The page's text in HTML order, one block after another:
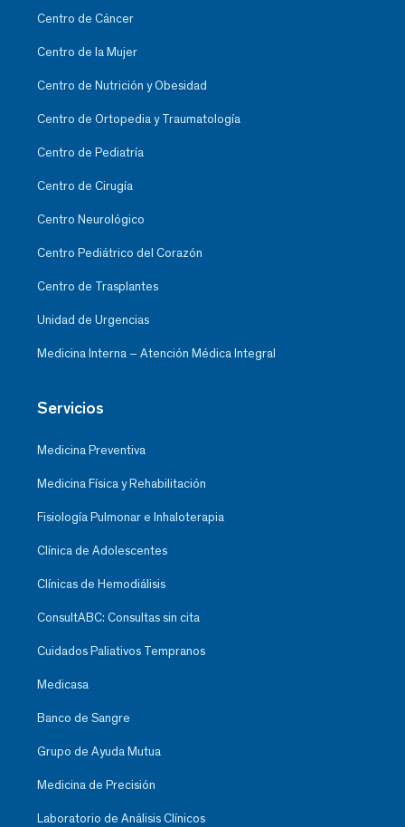
Centro de Cáncer
Centro de la Mujer
Centro de Nutrición y Obesidad
Centro de Ortopedia y Traumatología
Centro de Pediatría
Centro de Cirugía
Centro Neurológico
Centro Pediátrico del Corazón
Centro de Trasplantes
Unidad de Urgencias
Medicina Interna – Atención Médica Integral
Servicios
Medicina Preventiva
Medicina Física y Rehabilitación
Fisiología Pulmonar e Inhaloterapia
Clínica de Adolescentes
Clínicas de Hemodiálisis
ConsultABC: Consultas sin cita
Cuidados Paliativos Tempranos
Medicasa
Banco de Sangre
Grupo de Ayuda Mutua
Medicina de Precisión
Laboratorio de Análisis Clínicos